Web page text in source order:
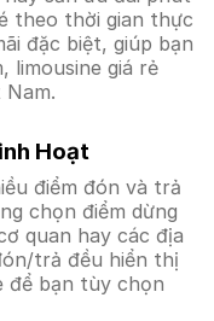
theo thời gian thực
đặc biệt, giúp bạn
limousine giá rẻ
Hoạt
điểm đón và trả
chọn điểm dừng
quan hay các địa
trả đều hiển thị
để bạn tùy chọn